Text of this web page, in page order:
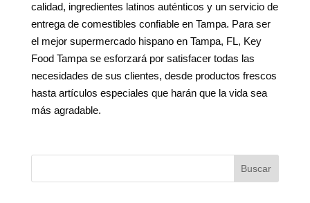
calidad, ingredientes latinos auténticos y un servicio de
entrega de comestibles confiable en Tampa. Para ser
el mejor supermercado hispano en Tampa, FL, Key
Food Tampa se esforzará por satisfacer todas las
necesidades de sus clientes, desde productos frescos
hasta artículos especiales que harán que la vida sea
más agradable.
Buscar